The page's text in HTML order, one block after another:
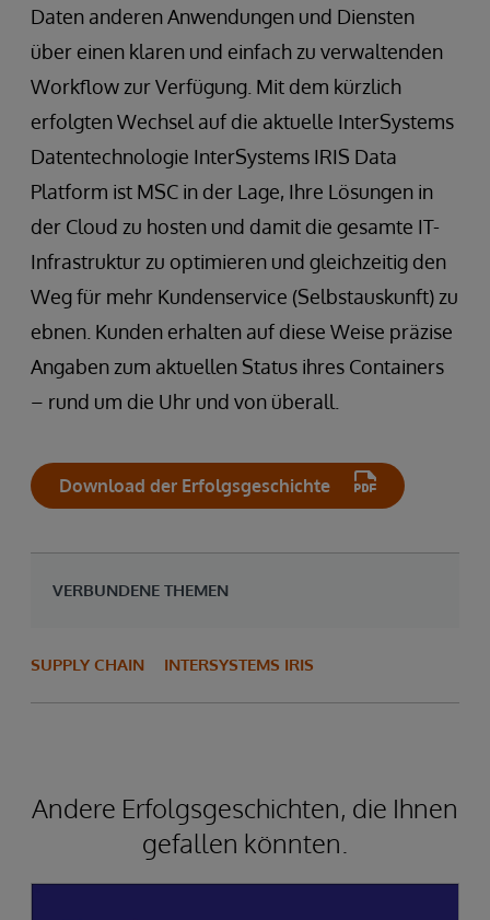
Daten anderen Anwendungen und Diensten
über einen klaren und einfach zu verwaltenden
Workflow zur Verfügung. Mit dem kürzlich
erfolgten Wechsel auf die aktuelle InterSystems
Datentechnologie InterSystems IRIS Data
Platform ist MSC in der Lage, Ihre Lösungen in
der Cloud zu hosten und damit die gesamte IT-
Infrastruktur zu optimieren und gleichzeitig den
Weg für mehr Kundenservice (Selbstauskunft) zu
ebnen. Kunden erhalten auf diese Weise präzise
Angaben zum aktuellen Status ihres Containers
– rund um die Uhr und von überall.
Download der Erfolgsgeschichte
VERBUNDENE THEMEN
SUPPLY CHAIN INTERSYSTEMS IRIS
Andere Erfolgsgeschichten, die Ihnen
gefallen könnten.